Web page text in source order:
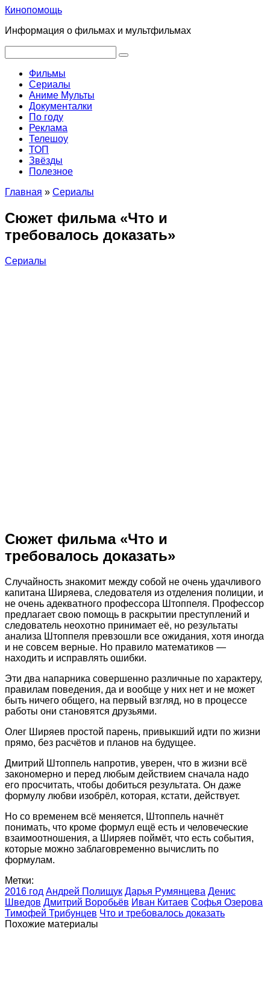
Перейти
контенту
Кинопомощь
Информация о фильмах и мультфильмах
Фильмы
Сериалы
Аниме Мульты
Документалки
По году
Реклама
Телешоу
ТОП
Звёзды
Полезное
Главная » Сериалы
Сюжет фильма «Что и
требовалось доказать»
Сериалы
Сюжет фильма «Что и
требовалось доказать»
Случайность знакомит между собой не очень удачливого
капитана Ширяева, следователя из отделения полиции, и
не очень адекватного профессора Штоппеля. Профессор
предлагает свою помощь в раскрытии преступлений и
следователь неохотно принимает её, но результаты
анализа Штоппеля превзошли все ожидания, хотя иногда
и не совсем верные. Но правило математиков —
находить и исправлять ошибки.
Эти два напарника совершенно различные по характеру,
правилам поведения, да и вообще у них нет и не может
быть ничего общего, на первый взгляд, но в процессе
работы они становятся друзьями.
Олег Ширяев простой парень, привыкший идти по жизни
прямо, без расчётов и планов на будущее.
Дмитрий Штоппель напротив, уверен, что в жизни всё
закономерно и перед любым действием сначала надо
его просчитать, чтобы добиться результата. Он даже
формулу любви изобрёл, которая, кстати, действует.
Но со временем всё меняется, Штоппель начнёт
понимать, что кроме формул ещё есть и человеческие
взаимоотношения, а Ширяев поймёт, что есть события,
которые можно заблаговременно вычислить по
формулам.
Метки:
2016 год Андрей Полищук Дарья Румянцева Денис
Шведов Дмитрий Воробьёв Иван Китаев Софья Озерова
Тимофей Трибунцев Что и требовалось доказать
Похожие материалы